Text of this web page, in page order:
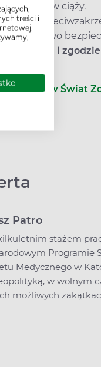
treści i
w ciąży.
leków
stosunkowo
i
w Świat
Patro
stażem
Programie
Medycznego w
w wolnym
możliwych